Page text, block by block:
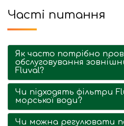
Часті питання
Як часто потрібно
обслуговування
Fluval?
Чи підходять фільтри
морської води?
Чи можна регулювати